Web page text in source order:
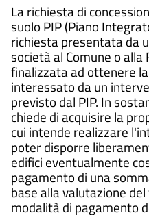
La richiesta di
suolo PIP (Piano
richiesta presentata da
società al Comune o
finalizzata ad ottenere
interessato da un
previsto dal PIP. In
chiede di acquisire la
cui intende realizzare
poter disporre
edifici eventualmente
pagamento di una
base alla valutazione
modalità di pagamento